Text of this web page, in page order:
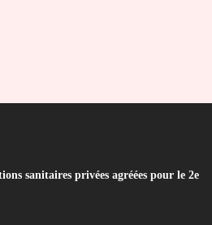
sanitaires privées agréées pour le 2e